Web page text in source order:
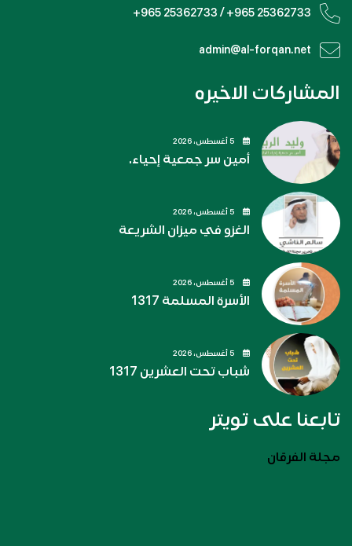
+965 25362733 / +965 25362733
admin@al-forqan.net
المشاركات الاخيره
أمين سر جمعية إحياء.
الغزو في ميزان الشريعة
الأسرة المسلمة 1317
شباب تحت العشرين 1317
تابعنا على تويتر
مجلة الفرقان